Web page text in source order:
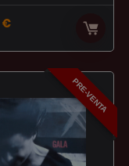
€
PRE-VENTA